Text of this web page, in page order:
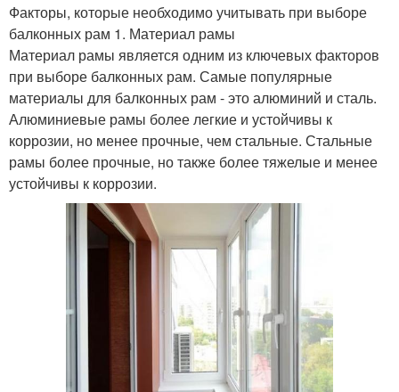
Факторы, которые необходимо учитывать при выборе
балконных рам 1. Материал рамы
Материал рамы является одним из ключевых факторов
при выборе балконных рам. Самые популярные
материалы для балконных рам - это алюминий и сталь.
Алюминиевые рамы более легкие и устойчивы к
коррозии, но менее прочные, чем стальные. Стальные
рамы более прочные, но также более тяжелые и менее
устойчивы к коррозии.